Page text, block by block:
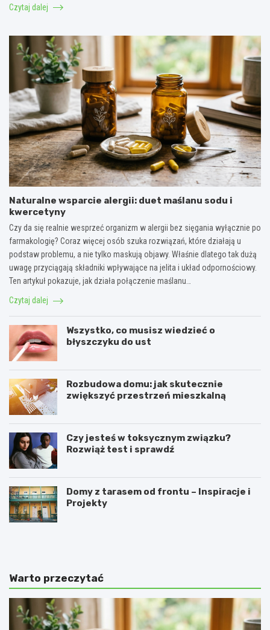
Czytaj dalej
Naturalne wsparcie alergii: duet maślanu sodu i
kwercetyny
Czy da się realnie wesprzeć organizm w alergii bez sięgania wyłącznie po
farmakologię? Coraz więcej osób szuka rozwiązań, które działają u
podstaw problemu, a nie tylko maskują objawy. Właśnie dlatego tak dużą
uwagę przyciągają składniki wpływające na jelita i układ odpornościowy.
Ten artykuł pokazuje, jak działa połączenie maślanu…
Czytaj dalej
Wszystko, co musisz wiedzieć o
błyszczyku do ust
Rozbudowa domu: jak skutecznie
zwiększyć przestrzeń mieszkalną
Czy jesteś w toksycznym związku?
Rozwiąż test i sprawdź
Domy z tarasem od frontu – Inspiracje i
Projekty
J
s
p
o
S
B
e
t
Warto przeczytać